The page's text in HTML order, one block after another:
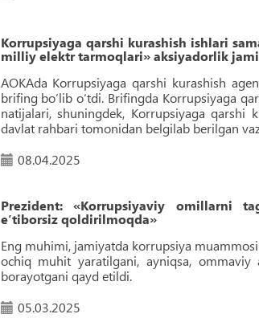
Korrupsiyaga qarshi kurashish ishlari
milliy elektr tarmoqlari» aksiyadorlik
AOKAda Korrupsiyaga qarshi kurashish
brifing bo‘lib o‘tdi. Brifingda Korrupsiyaga
natijalari, shuningdek, Korrupsiyaga qarshi
davlat rahbari tomonidan belgilab berilgan
08.04.2025
Prezident: «Korrupsiyaviy omillarni
eʼtiborsiz qoldirilmoqda»
Eng muhimi, jamiyatda korrupsiya
ochiq muhit yaratilgani, ayniqsa,
borayotgani qayd etildi.
05.03.2025